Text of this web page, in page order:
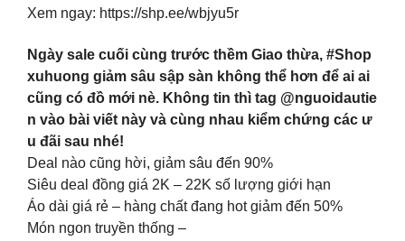
Xem ngay: https://shp.ee/wbjyu5r
Ngày sale cuối cùng trước thềm Giao thừa, #Shop
xuhuong giảm sâu sập sàn không thể hơn để ai ai
cũng có đồ mới nè. Không tin thì tag @nguoidautie
n vào bài viết này và cùng nhau kiểm chứng các ư
u đãi sau nhé!
Deal nào cũng hời, giảm sâu đến 90%
Siêu deal đồng giá 2K – 22K số lượng giới hạn
Áo dài giá rẻ – hàng chất đang hot giảm đến 50%
Món ngon truyền thống –